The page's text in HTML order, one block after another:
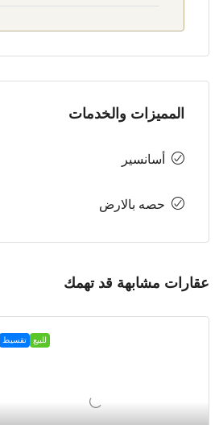
المميزات والخدمات
أسانسير
حصه بالارض
عقارات مشابهة قد تهمك
للبيع تقسيط